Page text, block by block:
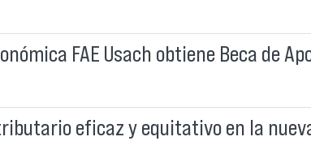
FAE Usach obtiene Beca de
eficaz y equitativo en la